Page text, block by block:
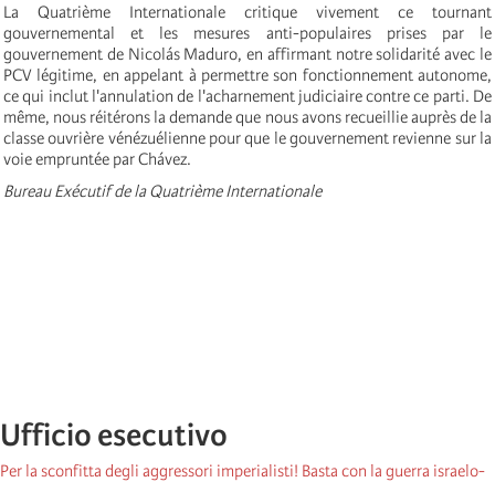
La Quatrième Internationale critique vivement ce tournant
gouvernemental et les mesures anti-populaires prises par le
gouvernement de Nicolás Maduro, en affirmant notre solidarité avec le
PCV légitime, en appelant à permettre son fonctionnement autonome,
ce qui inclut l'annulation de l'acharnement judiciaire contre ce parti. De
même, nous réitérons la demande que nous avons recueillie auprès de la
classe ouvrière vénézuélienne pour que le gouvernement revienne sur la
voie empruntée par Chávez.
Bureau Exécutif de la Quatrième Internationale
Ufficio esecutivo
Per la sconfitta degli aggressori imperialisti! Basta con la guerra israelo-